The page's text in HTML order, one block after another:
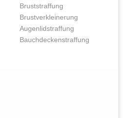
Bruststraffung
Brustverkleinerung
Augenlidstraffung
Bauchdeckenstraffung